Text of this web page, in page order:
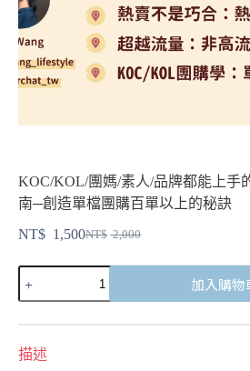
KOC/KOL/團媽/素人/品牌都能上手
南─創造單檔團購百單以上的秘訣
NT$ 2,000
NT$ 1,500
加入購物
描述